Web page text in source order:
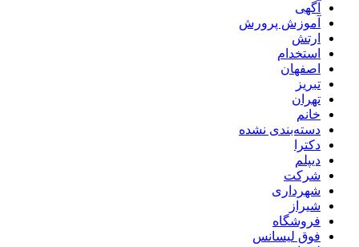
آگهی
آموزش پرورش
ارتش
استخدام
اصفهان
تبریز
تهران
خانم
دسته‌بندی نشده
دکترا
دیپلم
شرکت
شهرداری
شیراز
فروشگاه
فوق لیسانس